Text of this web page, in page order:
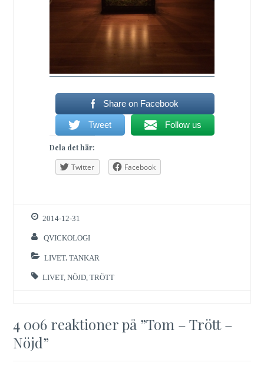
Share on Facebook
Tweet Follow us
Dela det här:
Twitter Facebook
2014-12-31
QVICKOLOGI
LIVET,TANKAR
LIVET,NÖJD ,TRÖTT
4 006 reaktioner på ”Tom – Trött –
Nöjd”